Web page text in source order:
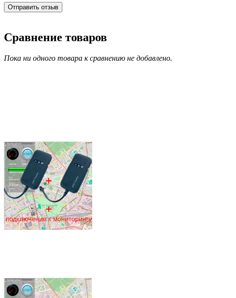
Сравнение товаров
Пока ни одного товара к сравнению не добавлено.